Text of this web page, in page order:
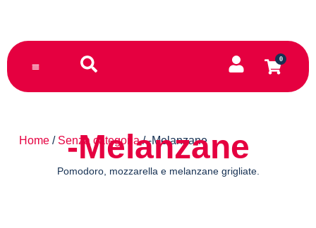
0
Home/ Senza categoria/ -Melanzane
-Melanzane
Pomodoro, mozzarella e melanzane grigliate.